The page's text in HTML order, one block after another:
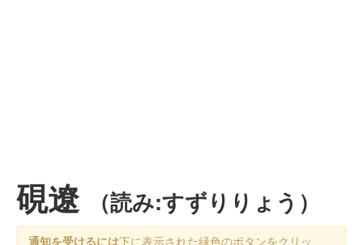
硯遼 （読み:すずりりょう）
通知を受けるには下に表示された緑色のボタンをクリッ